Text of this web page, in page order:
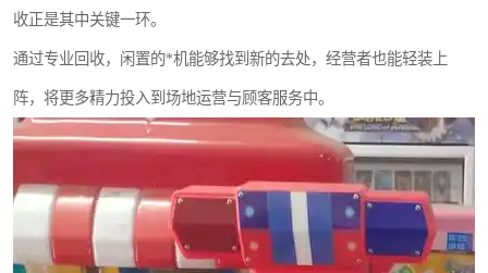
收正是其中关键一环。
通过专业回收，闲置的*机能够找到新的去处，经营者也能轻装上
阵，将更多精力投入到场地运营与顾客服务中。